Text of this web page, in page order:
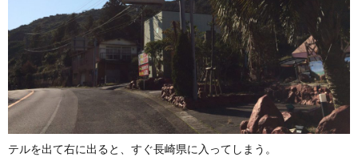
テルを出て右に出ると、すぐ長崎県に入ってしまう。